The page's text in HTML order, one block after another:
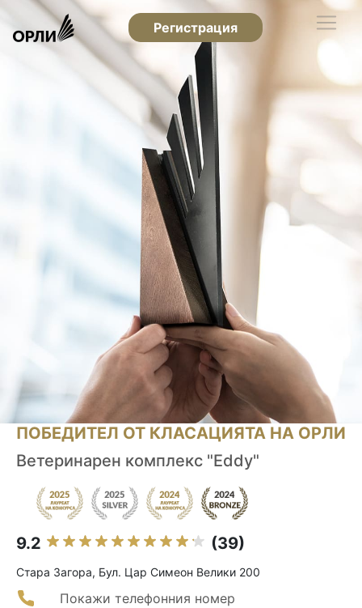
Регистрация
ПОБЕДИТЕЛ ОТ КЛАСАЦИЯТА НА ОРЛИ
Ветеринарен комплекс "Eddy"
9.2 (39)
Стара Загора, Бул. Цар Симеон Велики 200
Покажи телефонния номер